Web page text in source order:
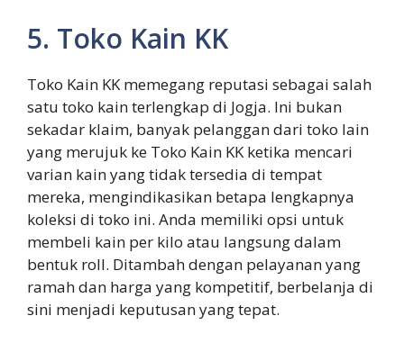
5. Toko Kain KK
Toko Kain KK memegang reputasi sebagai salah
satu toko kain terlengkap di Jogja. Ini bukan
sekadar klaim, banyak pelanggan dari toko lain
yang merujuk ke Toko Kain KK ketika mencari
varian kain yang tidak tersedia di tempat
mereka, mengindikasikan betapa lengkapnya
koleksi di toko ini. Anda memiliki opsi untuk
membeli kain per kilo atau langsung dalam
bentuk roll. Ditambah dengan pelayanan yang
ramah dan harga yang kompetitif, berbelanja di
sini menjadi keputusan yang tepat.